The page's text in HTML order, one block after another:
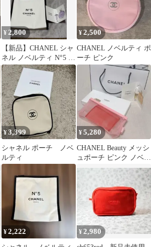
¥2,800
【新品】CHANEL シャ
ネル ノベルティ N°5 ポ
ーチとフレグランスサ
ンプル
¥2,500
CHANEL ノベルティ ポ
ーチ ピンク
¥3,399
シャネル ポーチ ノベ
ルティ
¥5,280
CHANEL Beauty メッシ
ュポーチ ピンク ノベル
ティ 非売品 シャネル
¥2,222 ¥2,980